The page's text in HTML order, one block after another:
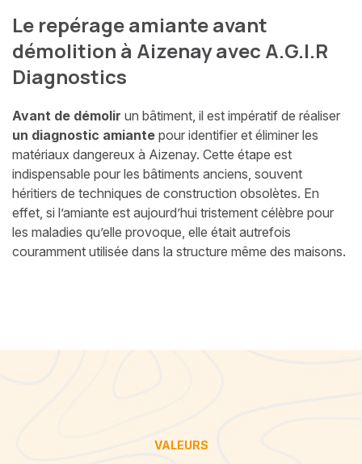
Le repérage amiante avant
démolition à Aizenay avec A.G.I.R
Diagnostics
Avant de démolir un bâtiment, il est impératif de réaliser
un diagnostic amiante pour identifier et éliminer les
matériaux dangereux à Aizenay. Cette étape est
indispensable pour les bâtiments anciens, souvent
héritiers de techniques de construction obsolètes. En
effet, si l’amiante est aujourd’hui tristement célèbre pour
les maladies qu’elle provoque, elle était autrefois
couramment utilisée dans la structure même des maisons.
VALEURS